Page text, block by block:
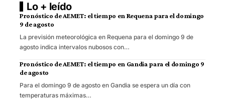
Lo + leído
Pronóstico de AEMET: el tiempo en Requena para el domingo
9 de agosto
La previsión meteorológica en Requena para el domingo 9 de
agosto indica intervalos nubosos con…
Pronóstico de AEMET: el tiempo en Gandia para el domingo 9
de agosto
Para el domingo 9 de agosto en Gandia se espera un día con
temperaturas máximas…